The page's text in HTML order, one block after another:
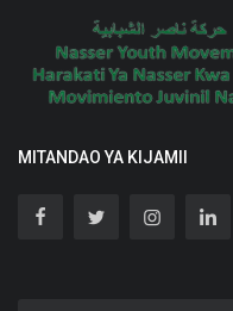
MITANDAO YA KIJAMII